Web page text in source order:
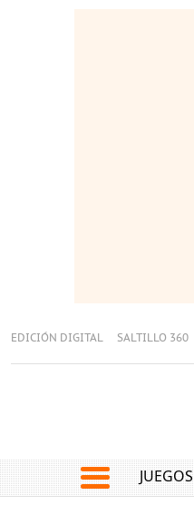
EDICIÓN DIGITAL SALTILLO 360
JUEGOS